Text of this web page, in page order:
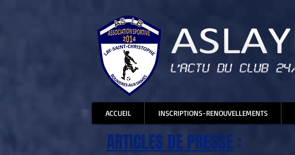
ACCUEIL INSCRIPTIONS-RENOUVELLEMENTS
ARTICLES DE PRESSE :